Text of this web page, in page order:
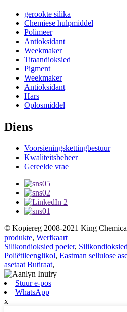
gerookte silika
Chemiese hulpmiddel
Polimeer
Antioksidant
Weekmaker
Titaandioksied
Pigment
Weekmaker
Antioksidant
Hars
Oplosmiddel
Diens
Voorsieningskettingbestuur
Kwaliteitsbeheer
Gereelde vrae
© Kopiereg 2008-2021 King
produkte, Werfkaart
Silikondioksied poeier,
Poliëtileenglikol, Eastman sellulose
asetaat Butiraat,
Stuur e-pos
WhatsApp
x